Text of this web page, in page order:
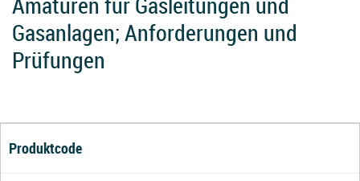
Gasanlagen; Anforderungen und
Prüfungen
Produktcode